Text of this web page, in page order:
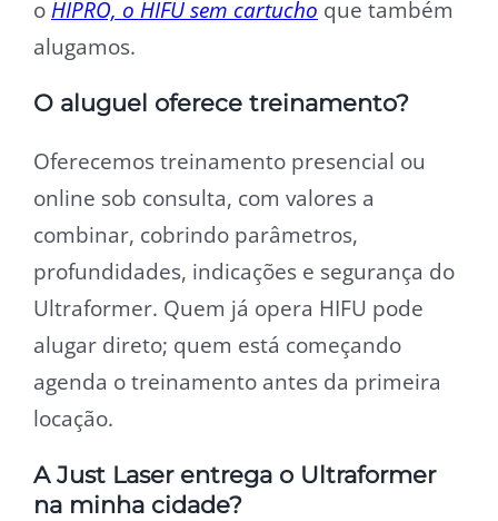
o HIPRO, o HIFU sem cartucho que também
alugamos.
O aluguel oferece treinamento?
Oferecemos treinamento presencial ou
online sob consulta, com valores a
combinar, cobrindo parâmetros,
profundidades, indicações e segurança do
Ultraformer. Quem já opera HIFU pode
alugar direto; quem está começando
agenda o treinamento antes da primeira
locação.
A Just Laser entrega o Ultraformer
na minha cidade?